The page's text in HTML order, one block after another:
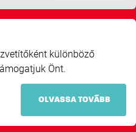
különböző
Önt.
OLVASSA TOVÁBB